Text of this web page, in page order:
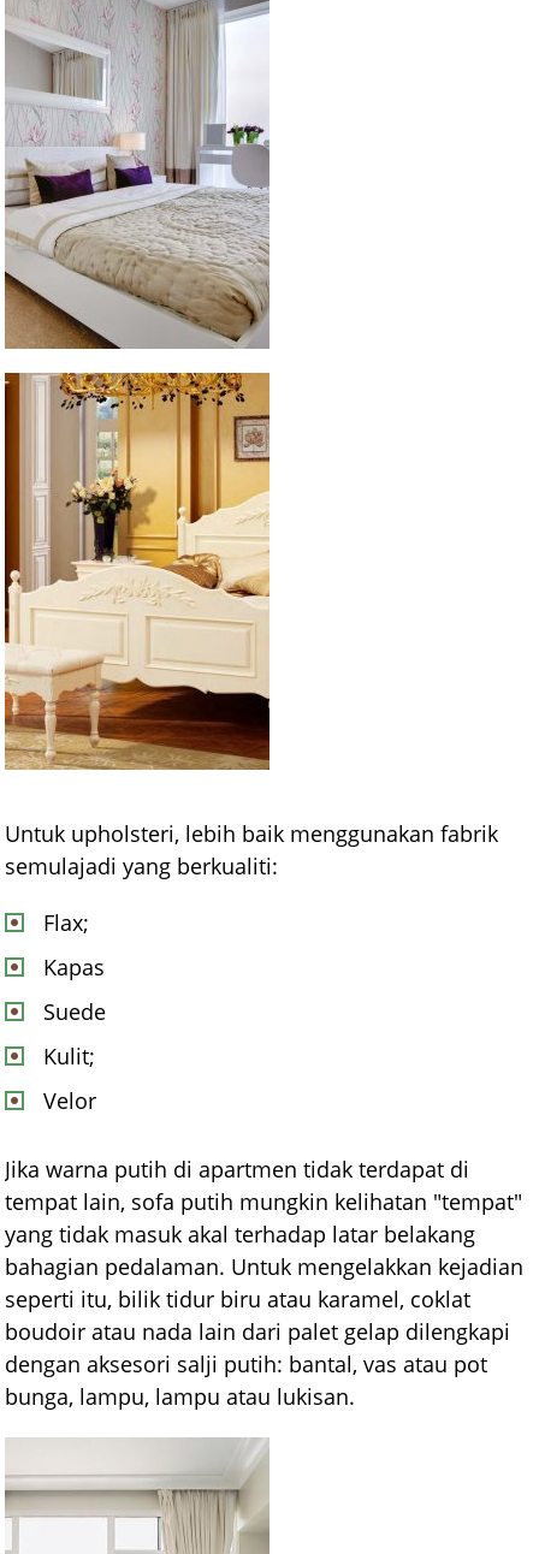
Untuk upholsteri, lebih baik menggunakan fabrik
semulajadi yang berkualiti:
Flax;
Kapas
Suede
Kulit;
Velor
Jika warna putih di apartmen tidak terdapat di
tempat lain, sofa putih mungkin kelihatan "tempat"
yang tidak masuk akal terhadap latar belakang
bahagian pedalaman. Untuk mengelakkan kejadian
seperti itu, bilik tidur biru atau karamel, coklat
boudoir atau nada lain dari palet gelap dilengkapi
dengan aksesori salji putih: bantal, vas atau pot
bunga, lampu, lampu atau lukisan.